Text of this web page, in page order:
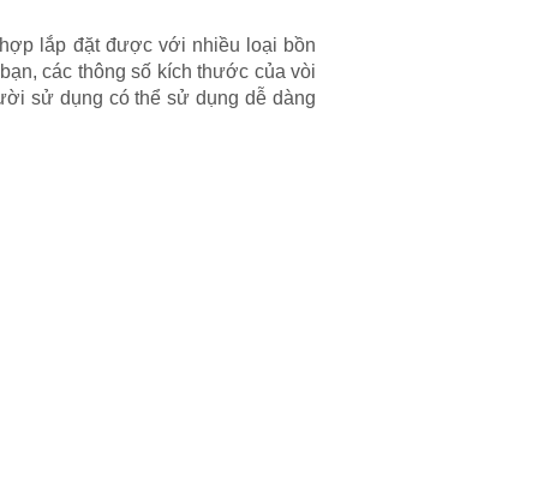
lắp đặt được với nhiều loại bồn
các thông số kích thước của vòi
sử dụng có thể sử dụng dễ dàng